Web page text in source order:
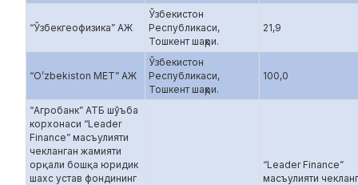
“Ўзбекгеофизика” АЖ
Ўзбекистон
Республикаси,
Тошкент шаҳри.
21,9
“O’zbekiston MET” АЖ
Ўзбекистон
Республикаси,
Тошкент шаҳри.
100,0
“Агробанк” АТБ шўъба
корхонаси “Leader
Finance” масъулияти
чекланган жамияти
орқали бошқа юридик
шахс устав фондининг
“Leader Finance”
масъулияти